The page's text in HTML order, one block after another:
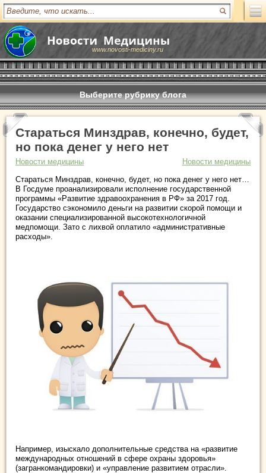
www.novosti-mediciny.ru
Выберите рубрику блога
Стараться Минздрав, конечно, будет,
но пока денег у него нет
Новости медицины
Новости медицины
Стараться Минздрав, конечно, будет, но пока денег у него нет…
В Госдуме проанализировали исполнение государственной
программы «Развитие здравоохранения в РФ» за 2017 год.
Государство сэкономило деньги на развитии скорой помощи и
оказании специализированной высокотехнологичной
медпомощи. Зато с лихвой оплатило «административные
расходы».
Например, изыскало дополнительные средства на «развитие
международных отношений в сфере охраны здоровья»
(загранкомандировки) и «управление развитием отрасли».